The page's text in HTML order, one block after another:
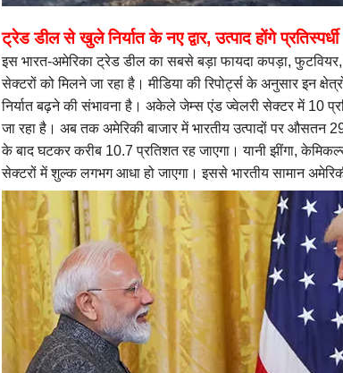
ट्रेड डील से खुले निर्यात के नए द्वार, उत्पाद होंगे प्रतिस्पर्धी
इस भारत-अमेरिका ट्रेड डील का सबसे बड़ा फायदा कपड़ा,
सेक्टरों को मिलने जा रहा है। मीडिया की रिपोर्ट्स के अनुसार इन
निर्यात बढ़ने की संभावना है। अकेले जेम्स एंड ज्वेलरी सेक्टर में 10
जा रहा है। अब तक अमेरिकी बाजार में भारतीय उत्पादों पर औसतन
के बाद घटकर करीब 10.7 प्रतिशत रह जाएगा। यानी झींगा,
सेक्टरों में शुल्क लगभग आधा हो जाएगा। इससे भारतीय सामान